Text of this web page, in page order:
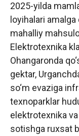
2025-yilda
loyihalari
mahalliy
Elektrotexnika
Ohangaronda
gektar,
so‘m evaziga
texnoparklar
elektrotexnika
sotishga ruxsat